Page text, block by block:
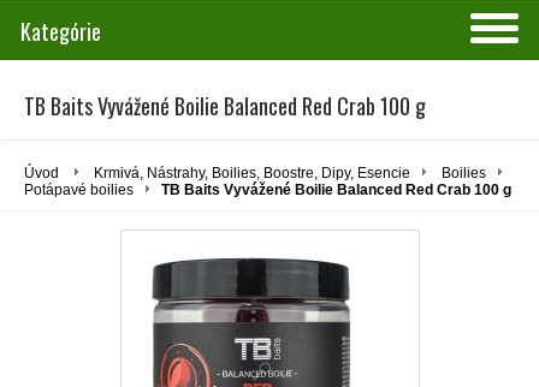
Kategórie
TB Baits Vyvážené Boilie Balanced Red Crab 100 g
Úvod Krmivá, Nástrahy, Boilies, Boostre, Dipy, Esencie
Boilies
Potápavé boilies
TB Baits Vyvážené Boilie Balanced Red Crab 100 g